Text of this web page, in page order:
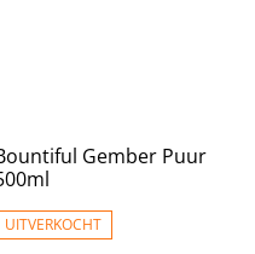
Gember Puur
UITVERKOCHT